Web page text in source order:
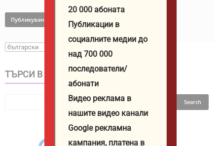
ТЪРСИ В САЙТА
20 000 абоната
Публикации в
социалните медии до
над 700 000
последователи/
абонати
Видео реклама в
нашите видео канали
Google рекламна
кампания, платена в